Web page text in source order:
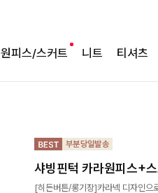
원피스/스커트 니트 티셔츠
샤빙핀턱 카라원피스+
[히든버튼/롱기장]카라넥 디자인으